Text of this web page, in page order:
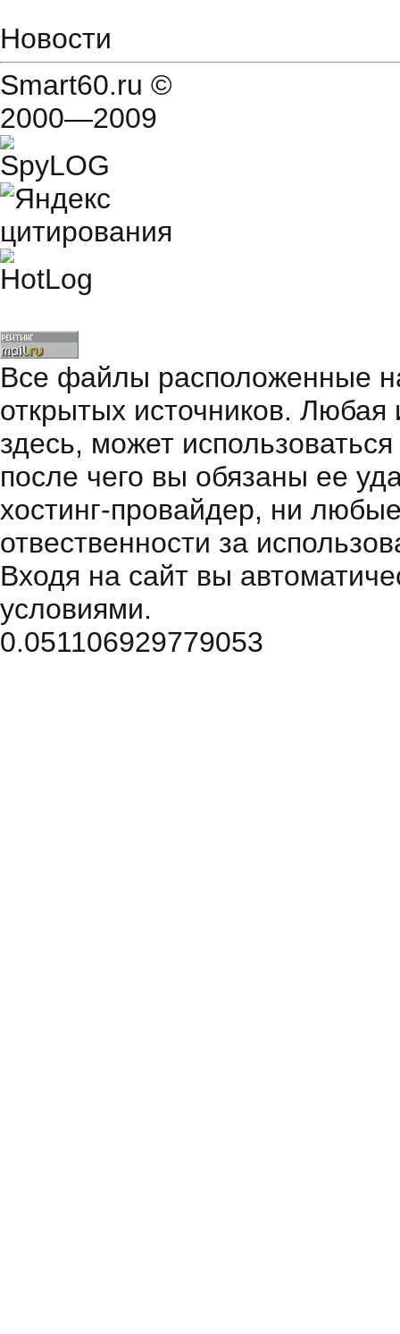
Новости
Smart60.ru ©
2000—2009
Все файлы расположенные
открытых источников.
здесь, может
после чего вы обязаны ее
хостинг-провайдер, ни
отвественности за
Входя на сайт вы
условиями.
0.051106929779053